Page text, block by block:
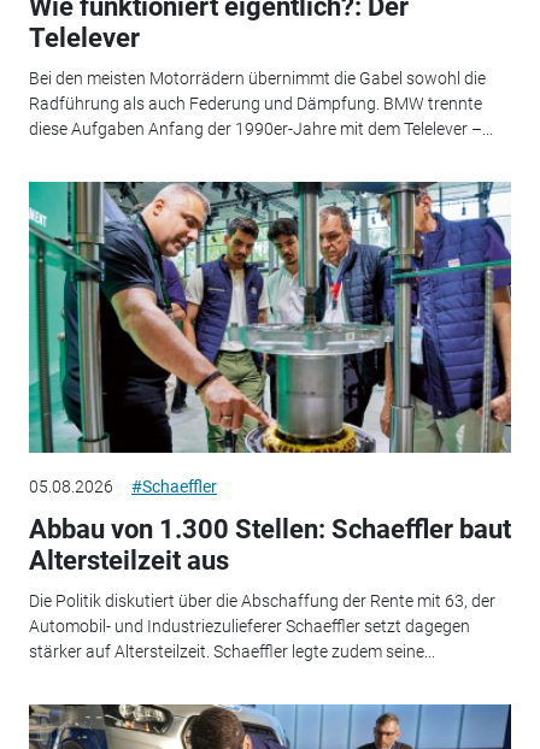
Wie funktioniert eigentlich?: Der
Telelever
Bei den meisten Motorrädern übernimmt die Gabel sowohl die
Radführung als auch Federung und Dämpfung. BMW trennte
diese Aufgaben Anfang der 1990er-Jahre mit dem Telelever –...
05.08.2026 #Schaeffler
Abbau von 1.300 Stellen: Schaeffler baut
Altersteilzeit aus
Die Politik diskutiert über die Abschaffung der Rente mit 63, der
Automobil- und Industriezulieferer Schaeffler setzt dagegen
stärker auf Altersteilzeit. Schaeffler legte zudem seine...